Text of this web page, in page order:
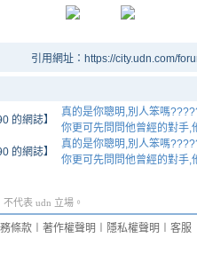
引用網址：https://city.udn.com/
的網誌】
真的是你聰明,別人笨嗎
你更可先問問他曾經的對手,
的網誌】
真的是你聰明,別人笨嗎
你更可先問問他曾經的對手,
代表 udn 立場。
條款 著作權聲明 隱私權聲明 客服